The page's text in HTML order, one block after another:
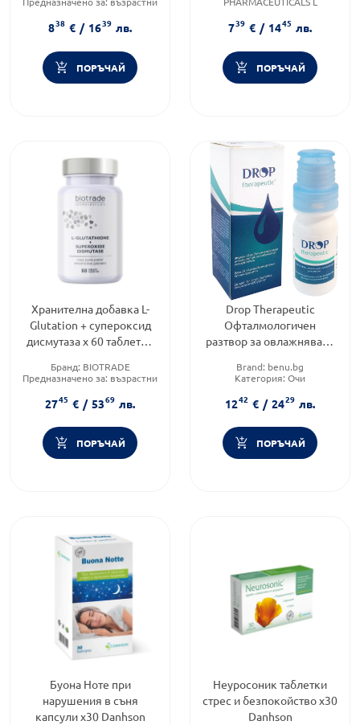
838 € / 1639 лв.
ПОРЪЧАЙ
Brand:EGIS
PHARMACEUTICALS L
739 € / 1445 лв.
ПОРЪЧАЙ
Хранителна добавка L-
Glutation + супероксид
дисмутаза x 60 таблетки
Бранд: BIOTRADE
Предназначено за: възрастни
2745 € / 5369 лв.
ПОРЪЧАЙ
Drop Therapeutic
Офталмологичен
разтвор за овлажняване
очите 10мл
Brand: benu.bg
Категория: Очи
1242 € / 2429 лв.
ПОРЪЧАЙ
Буона Ноте при
нарушения в съня
капсули х30 Danhson
Неуросоник таблетки
стрес и безпокойство х30
Danhson